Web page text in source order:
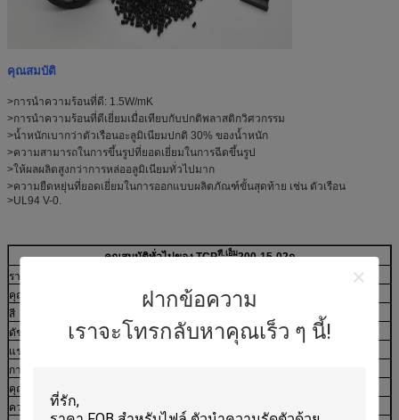
ฝากข้อความ
เราจะโทรกลับหาคุณเร็ว ๆ นี้!
คุณสมบัติ
>การนำความร้อนที่ดี: 1.5W/mK
>การนำความร้อนที่ดีเยี่ยมเมื่อเทียบกับปกติพลาสติกวิศวกรรม
>น้ำหนักเบากว่าตัวเรือนอะลูมิเนียมปกติ 30% ของน้ำหนัก
>ความสามารถในการขึ้นรูปที่ยอดเยี่ยมในการฉีดขึ้นรูป
>ให้ผลผลิตสูงกว่าการหล่ออลูมิเนียมทั่วไปมาก
>ความยืดหยุ่นที่ยอดเยี่ยมในการออกแบบผลิตภัณฑ์ขั้นสุดท้าย เช่น ตัวเรือน
>UL94 V-0.
คุณสมบัติทั่วไปของ TCPที.เอ็ม200-15-02ก
รายการ
ข้อมูลทั่วไป
คุณสมบัติทางกายภาพ
สี
สีดำ
ดัชนีละลาย
ISO 1133 กรัม/10นาที
4
แรงดึงดูดเฉพาะ
การหดตัว
คุณสมบัติทางกล
ความต้านแรงดึง